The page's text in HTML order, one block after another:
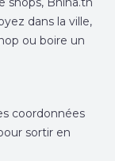
dans la ville,
ou boire un
coordonnées
sortir en